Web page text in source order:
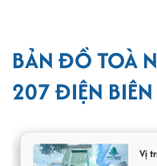
danh sách văn phòng cho
đặc biệt phù hợp với doanh
thuê hiện đại, tiện nghi và
Halo Building 207 Điện
BẢN ĐỒ TOÀ
207 ĐIỆN BIÊN
Vị